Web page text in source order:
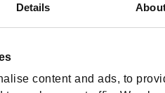
Details
content and ads, to
TUNIT